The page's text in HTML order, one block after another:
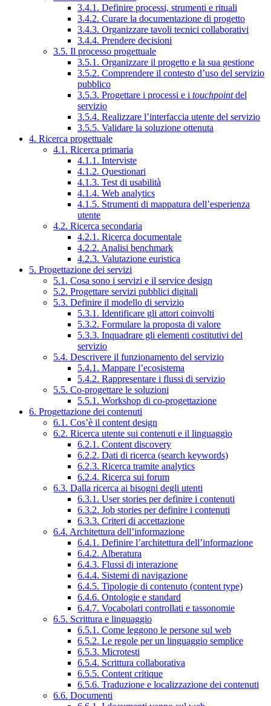
3.4.1. Definire processi, strumenti e rituali
3.4.2. Curare la documentazione di progetto
3.4.3. Organizzare tavoli tecnici collaborativi
3.4.4. Prendere decisioni
3.5. Il processo progettuale
3.5.1. Organizzare il progetto e la sua gestione
3.5.2. Comprendere il contesto d’uso del servizio
pubblico
3.5.3. Progettare i processi e i touchpointdel
servizio
3.5.4. Realizzare l’interfaccia utente del servizio
3.5.5. Validare la soluzione ottenuta
4. Ricerca progettuale
4.1. Ricerca primaria
4.1.1. Interviste
4.1.2. Questionari
4.1.3. Test di usabilità
4.1.4. Web analytics
4.1.5. Strumenti di mappatura dell’esperienza
utente
4.2. Ricerca secondaria
4.2.1. Ricerca documentale
4.2.2. Analisi benchmark
4.2.3. Valutazione euristica
5. Progettazione dei servizi
5.1. Cosa sono i servizi e il service design
5.2. Progettare servizi pubblici digitali
5.3. Definire il modello di servizio
5.3.1. Identificare gli attori coinvolti
5.3.2. Formulare la proposta di valore
5.3.3. Inquadrare gli elementi costitutivi del
servizio
5.4. Descrivere il funzionamento del servizio
5.4.1. Mappare l’ecosistema
5.4.2. Rappresentare i flussi di servizio
5.5. Co-progettare le soluzioni
5.5.1. Workshop di co-progettazione
6. Progettazione dei contenuti
6.1. Cos’è il content design
6.2. Ricerca utente sui contenuti e il linguaggio
6.2.1. Content discovery
6.2.2. Dati di ricerca (search keywords)
6.2.3. Ricerca tramite analytics
6.2.4. Ricerca sui forum
6.3. Dalla ricerca ai bisogni degli utenti
6.3.1. User stories per definire i contenuti
6.3.2. Job stories per definire i contenuti
6.3.3. Criteri di accettazione
6.4. Architettura dell’informazione
6.4.1. Definire l’architettura dell’informazione
6.4.2. Alberatura
6.4.3. Flussi di interazione
6.4.4. Sistemi di navigazione
6.4.5. Tipologie di contenuto (content type)
6.4.6. Ontologie e standard
6.4.7. Vocabolari controllati e tassonomie
6.5. Scrittura e linguaggio
6.5.1. Come leggono le persone sul web
6.5.2. Le regole per un linguaggio semplice
6.5.3. Microtesti
6.5.4. Scrittura collaborativa
6.5.5. Content critique
6.5.6. Traduzione e localizzazione dei contenuti
6.6. Documenti